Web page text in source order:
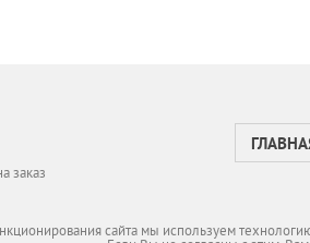
заказ
сайта мы используем